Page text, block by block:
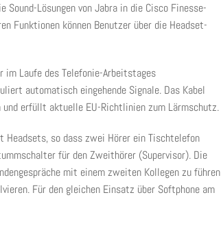
Lösungen von Jabra in die Cisco Finesse-
Funktionen können Benutzer über die Headset-
Laufe des Telefonie-Arbeitstages
automatisch eingehende Signale. Das Kabel
erfüllt aktuelle EU-Richtlinien zum Lärmschutz.
Headsets, so dass zwei Hörer ein Tischtelefon
für den Zweithörer (Supervisor). Die
mit einem zweiten Kollegen zu führen
Für den gleichen Einsatz über Softphone am